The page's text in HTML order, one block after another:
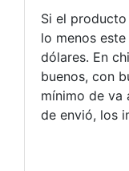
Si el
lo menos
dólares. En
buenos, con
mínimo de va
de envió, los